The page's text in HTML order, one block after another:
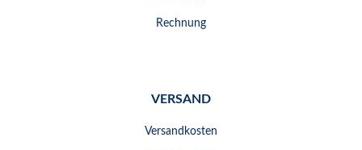
Rechnung
VERSAND
Versandkosten